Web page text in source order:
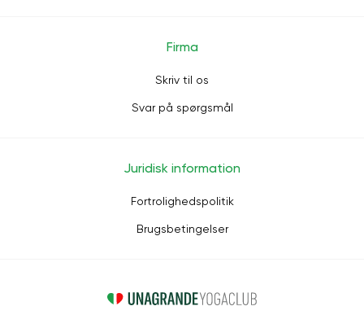
Firma
Skriv til os
Svar på spørgsmål
Juridisk information
Fortrolighedspolitik
Brugsbetingelser